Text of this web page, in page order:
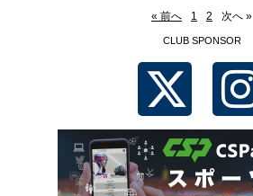
« 前へ 1 2 次へ »
CLUB SPONSOR